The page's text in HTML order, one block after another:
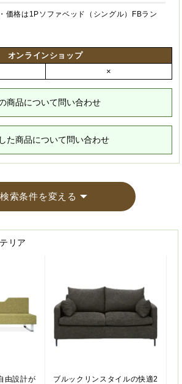
価格は1Pソファベッド（シングル）FBラン
オンラインショップ
×
商品について問い合わせ
た商品について問い合わせ
検索条件を変える
リア
由設計が
ブルックリンスタイルの快適2